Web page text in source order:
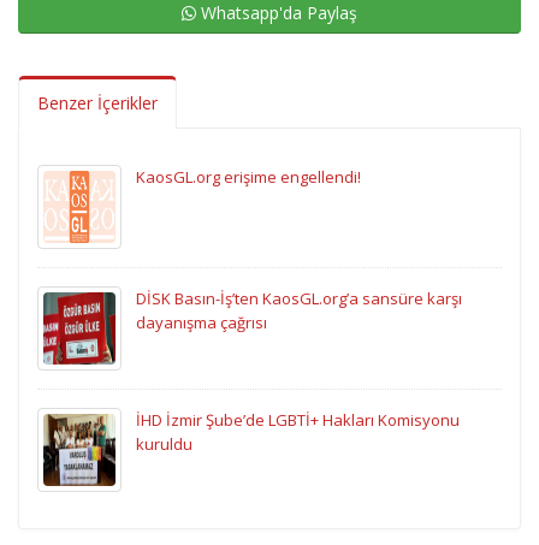
Whatsapp'da Paylaş
Benzer İçerikler
KaosGL.org erişime engellendi!
DİSK Basın-İş’ten KaosGL.org’a sansüre karşı
dayanışma çağrısı
İHD İzmir Şube’de LGBTİ+ Hakları Komisyonu
kuruldu